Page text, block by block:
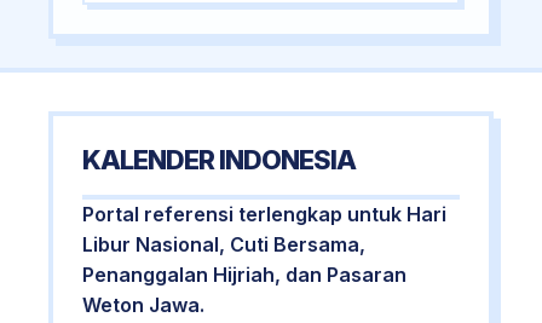
KALENDER INDONESIA
Portal referensi terlengkap untuk Hari
Libur Nasional, Cuti Bersama,
Penanggalan Hijriah, dan Pasaran
Weton Jawa.